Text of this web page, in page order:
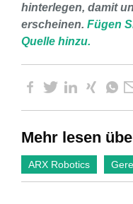
hinterlegen, damit
erscheinen. Fügen
Quelle hinzu.
Mehr lesen
ARX Robotics